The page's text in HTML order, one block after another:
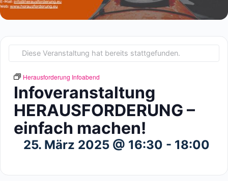
Diese Veranstaltung hat bereits stattgefunden.
Herausforderung Infoabend
Infoveranstaltung
HERAUSFORDERUNG –
einfach machen!
25. März 2025 @ 16:30 - 18:00